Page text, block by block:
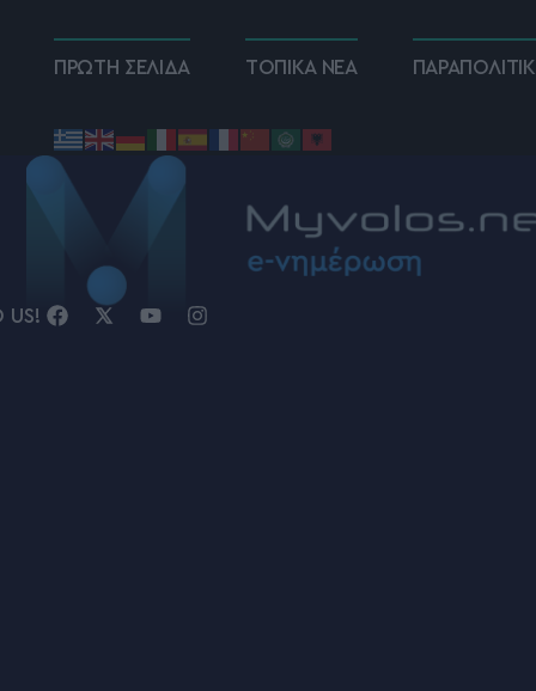
ΠΡΩΤΗ ΣΕΛΙΔΑ ΤΟΠΙΚΑ ΝΕΑ
US!